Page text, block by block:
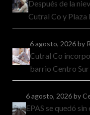
Después de la
Cutral Co y Plaza
6 agosto, 2026by
Cutral Co
barrio Centro Sur
6 agosto, 2026by
EPAS se quedó